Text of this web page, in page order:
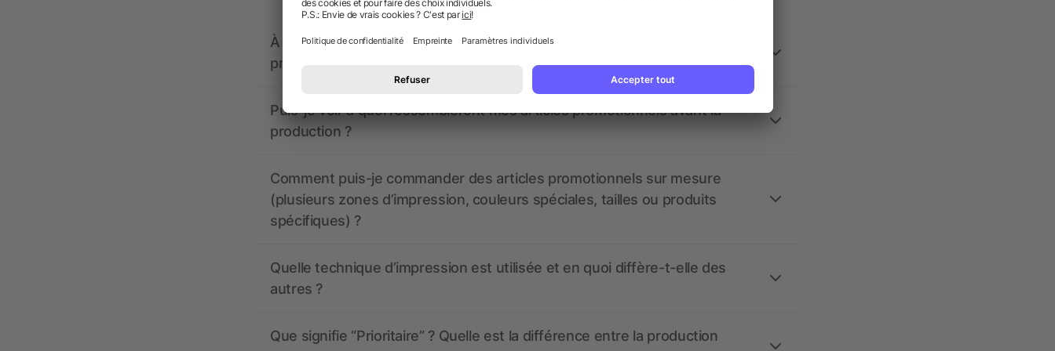
À quoi doivent ressembler les données d’impression ? allbranded
propose-t-il un service pour les créer ?
Puis-je voir à quoi ressembleront mes articles promotionnels avant la
production ?
Comment puis-je commander des articles promotionnels sur mesure
(plusieurs zones d’impression, couleurs spéciales, tailles ou produits
spécifiques) ?
Quelle technique d’impression est utilisée et en quoi diffère-t-elle des
autres ?
Que signifie “Prioritaire” ? Quelle est la différence entre la production